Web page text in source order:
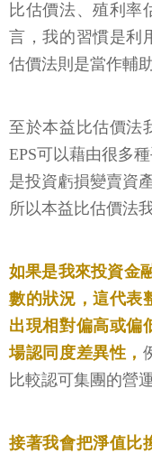
比估價法、殖利率
言，我的習慣是利
估價法則是當作輔助
至於本益比估價法
EPS可以藉由很多
是投資虧損變賣資
所以本益比估價法
如果是我來投資金
數的狀況，這代表
出現相對偏高或偏
場認同度差異性，
比較認可集團的營
接著我會把淨值比